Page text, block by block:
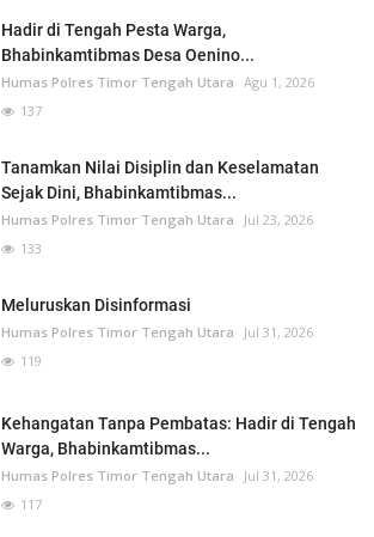
Hadir di Tengah Pesta Warga,
Bhabinkamtibmas Desa Oenino...
Humas Polres Timor Tengah Utara Agu 1, 2026
137
Tanamkan Nilai Disiplin dan Keselamatan
Sejak Dini, Bhabinkamtibmas...
Humas Polres Timor Tengah Utara
Jul 23, 2026
133
Meluruskan Disinformasi
Humas Polres Timor Tengah Utara
Jul 31, 2026
119
Kehangatan Tanpa Pembatas: Hadir di Tengah
Warga, Bhabinkamtibmas...
Humas Polres Timor Tengah Utara
Jul 31, 2026
117